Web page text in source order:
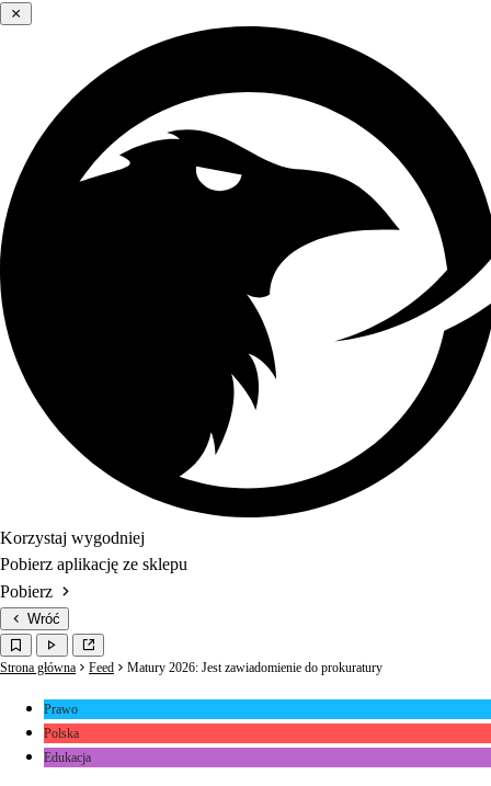
Korzystaj wygodniej
Pobierz aplikację ze sklepu
Pobierz
Wróć
Strona główna Feed Matury 2026: Jest zawiadomienie do prokuratury
Prawo
Polska
Edukacja